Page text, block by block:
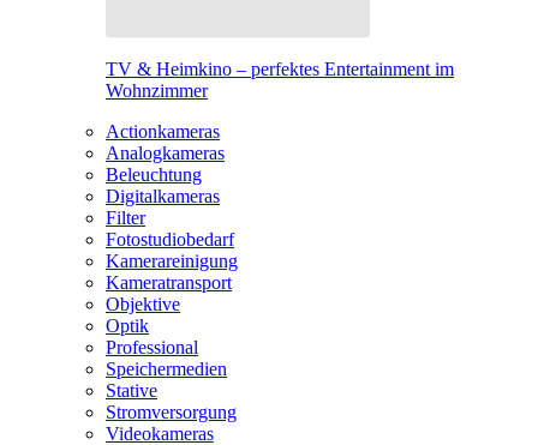
TV & Heimkino – perfektes Entertainment im
Wohnzimmer
Actionkameras
Analogkameras
Beleuchtung
Digitalkameras
Filter
Fotostudiobedarf
Kamerareinigung
Kameratransport
Objektive
Optik
Professional
Speichermedien
Stative
Stromversorgung
Videokameras